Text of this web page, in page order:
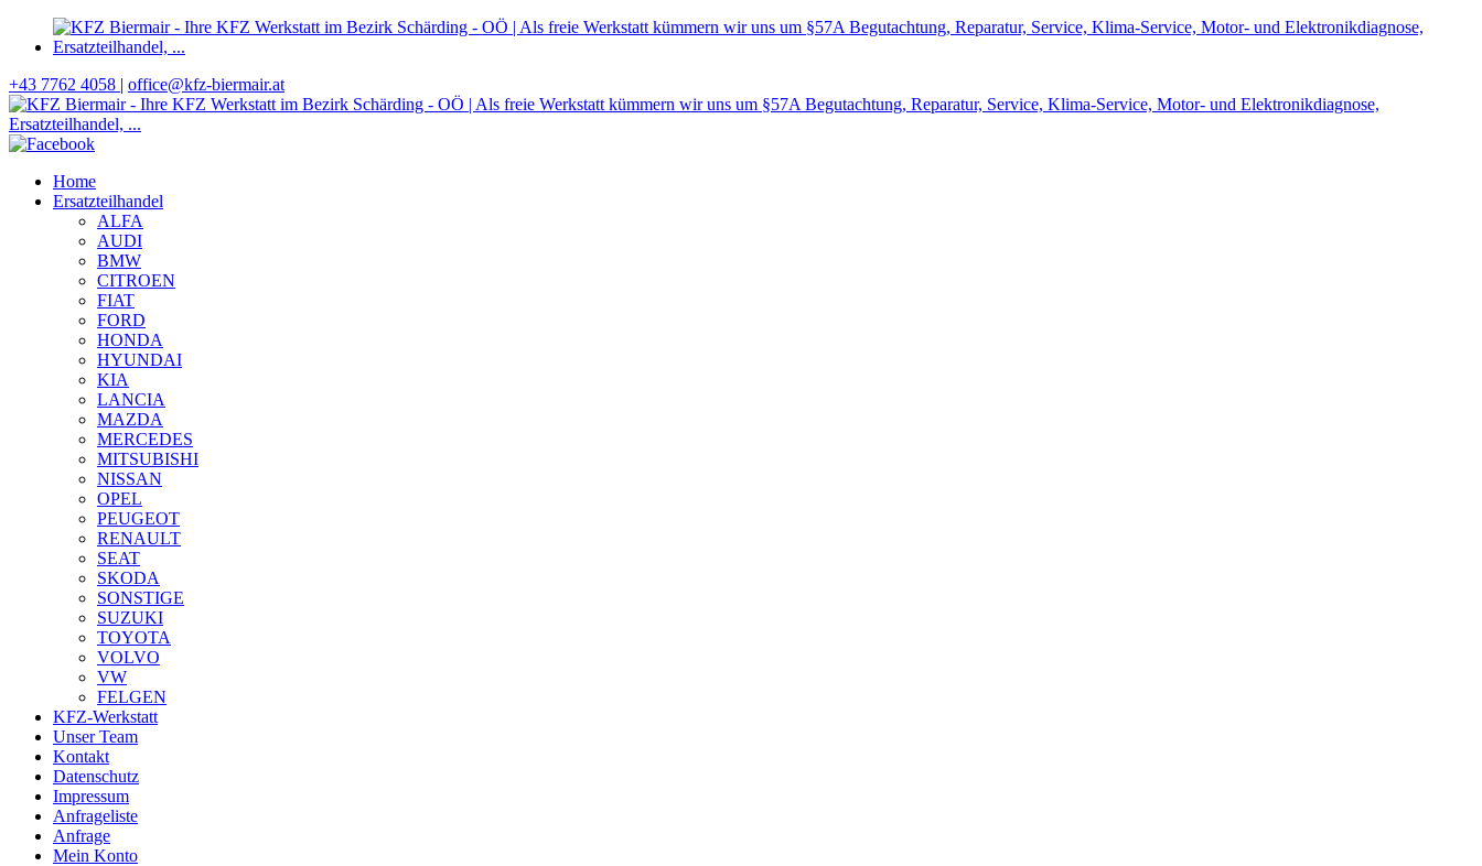
+43 7762 4058 | office@kfz-biermair.at
Home
Ersatzteilhandel
ALFA
AUDI
BMW
CITROEN
FIAT
FORD
HONDA
HYUNDAI
KIA
LANCIA
MAZDA
MERCEDES
MITSUBISHI
NISSAN
OPEL
PEUGEOT
RENAULT
SEAT
SKODA
SONSTIGE
SUZUKI
TOYOTA
VOLVO
VW
FELGEN
KFZ-Werkstatt
Unser Team
Kontakt
Datenschutz
Impressum
Anfrageliste
Anfrage
Mein Konto